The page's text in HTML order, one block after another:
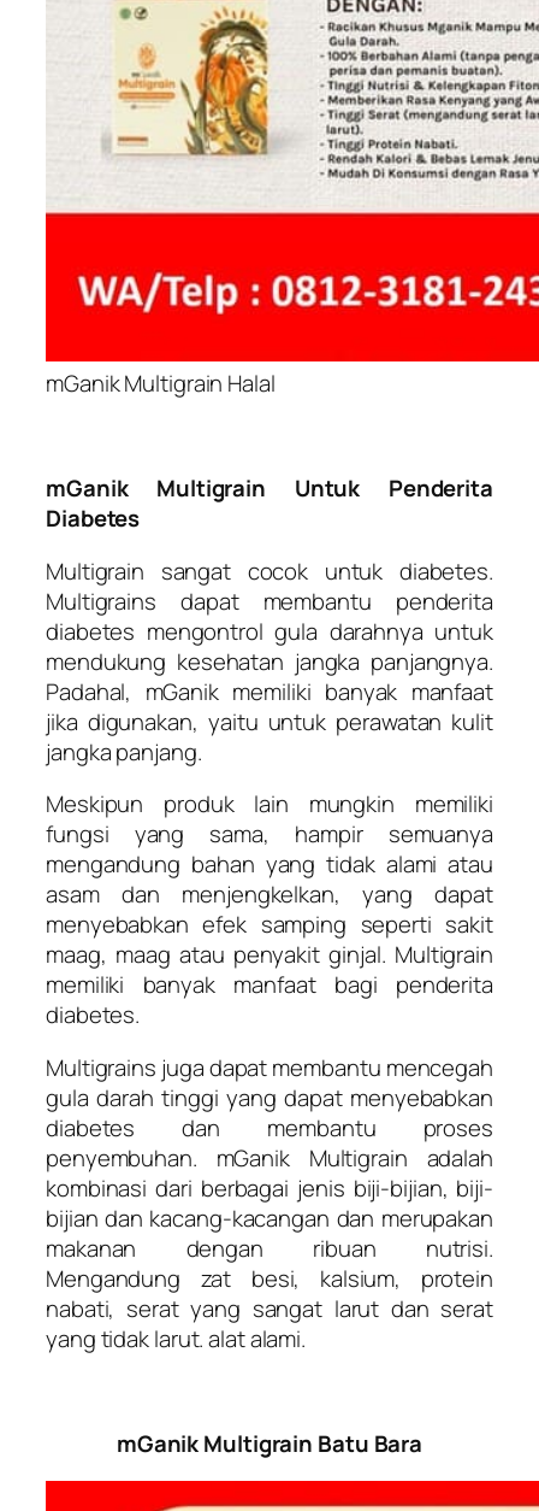
mGanik Multigrain Halal
mGanik Multigrain Untuk Penderita
Diabetes
Multigrain sangat cocok untuk diabetes.
Multigrains dapat membantu penderita
diabetes mengontrol gula darahnya untuk
mendukung kesehatan jangka panjangnya.
Padahal, mGanik memiliki banyak manfaat
jika digunakan, yaitu untuk perawatan kulit
jangka panjang.
Meskipun produk lain mungkin memiliki
fungsi yang sama, hampir semuanya
mengandung bahan yang tidak alami atau
asam dan menjengkelkan, yang dapat
menyebabkan efek samping seperti sakit
maag, maag atau penyakit ginjal. Multigrain
memiliki banyak manfaat bagi penderita
diabetes.
Multigrains juga dapat membantu mencegah
gula darah tinggi yang dapat menyebabkan
diabetes dan membantu proses
penyembuhan. mGanik Multigrain adalah
kombinasi dari berbagai jenis biji-bijian, biji-
bijian dan kacang-kacangan dan merupakan
makanan dengan ribuan nutrisi.
Mengandung zat besi, kalsium, protein
nabati, serat yang sangat larut dan serat
yang tidak larut. alat alami.
mGanik Multigrain Batu Bara